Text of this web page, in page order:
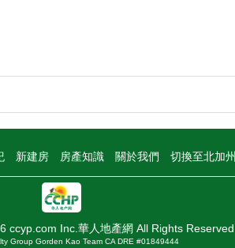
新建房 房產知識 關於我們 切換至北加州
ccyp.com Inc.華人地產網 All Rights Reserved
Group Gorden Kao Team CA DRE #01849444